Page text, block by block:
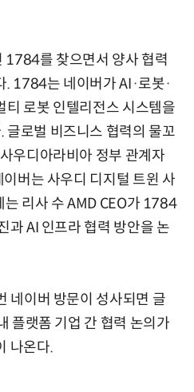
1784를 찾으면서 양사 협력
. 1784는 네이버가 AI·로봇·
티 로봇 인텔리전스 시스템을
글로벌 비즈니스 협력의 물꼬
우디아라비아 정부 관계자
버는 사우디 디지털 트윈 사
리사 수 AMD CEO가 1784
과 AI 인프라 협력 방안을 논
네이버 방문이 성사되면 글
플랫폼 기업 간 협력 논의가
나온다.